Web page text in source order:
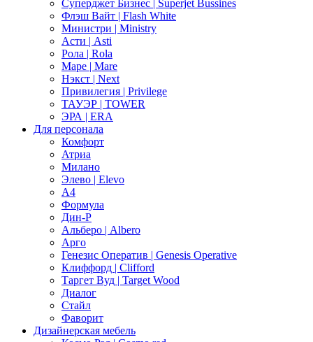
Суперджет Бизнес | Superjet Bussines
Флэш Вайт | Flash White
Министри | Ministry
Асти | Asti
Рола | Rola
Маре | Mare
Нэкст | Next
Привилегия | Privilege
ТАУЭР | TOWER
ЭРА | ERA
Для персонала
Комфорт
Атриа
Милано
Элево | Elevo
А4
Формула
Дин-Р
Альберо | Albero
Арго
Генезис Оператив | Genesis Operative
Клиффорд | Clifford
Таргет Вуд | Target Wood
Диалог
Стайл
Фаворит
Дизайнерская мебель